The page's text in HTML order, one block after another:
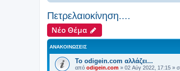
Πετρελαιοκίνηση....
Νέο Θέμα
ΑΝΑΚΟΙΝΏΣΕΙΣ
Το odigein.com αλλάζει...
από odigein.com » 02 Αύγ 2022, 17:15 »